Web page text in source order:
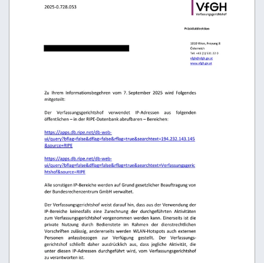
               
                                                                                           
                                                   
    
                     